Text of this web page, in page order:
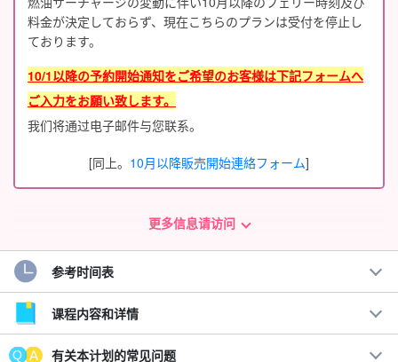
料金が決定しておらず、現在こちらのプランは受付を停止し
ております。
10/1以降の予約開始通知をご希望のお客様は下記フォームへ
ご入力をお願い致します。
我们将通过电子邮件与您联系。
[同上。 10月以降販売開始連絡フォーム]
更多信息请访问
参考时间表
课程内容和详情
有关本计划的常见问题